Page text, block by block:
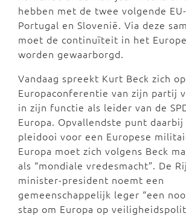
hebben met de twee volgende
Portugal en Slovenië. Via deze
moet de continuïteit in het
worden gewaarborgd.
Vandaag spreekt Kurt Beck zich
Europaconferentie van zijn partij
in zijn functie als leider van de
Europa. Opvallendste punt daarbij
pleidooi voor een Europese
Europa moet zich volgens Beck
als “mondiale vredesmacht”. De
minister-president noemt een
gemeenschappelijk leger “een
stap om Europa op